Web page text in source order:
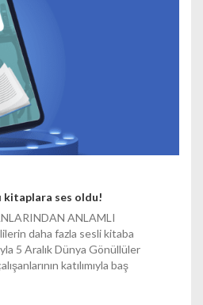
kitaplara ses oldu!
ANLAMLI
daha fazla sesli kitaba
5 Aralık Dünya Gönüllüler
katılımıyla baş